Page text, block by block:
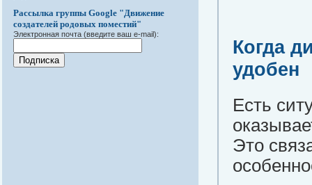
Рассылка группы Google "Движение
создателей родовых поместий"
Электронная почта (введите ваш e-mail):
Когда
удобен
Есть
Это